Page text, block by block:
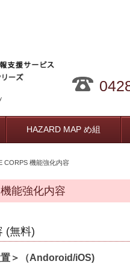
HAZARD MAP め組
CORPS 機能強化内容
能強化内容
(無料)
置＞（Andoroid/iOS)